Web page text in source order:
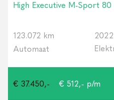
High Executive M-Sport 80
123.072 km
2022
Automaat
€ 37.450,- € 512,- p/m